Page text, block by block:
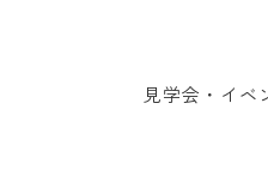
見学会・イベ